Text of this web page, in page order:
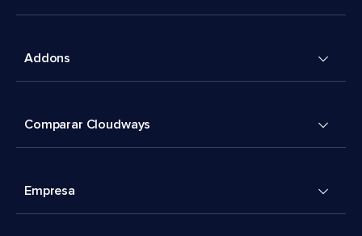
Addons
Comparar Cloudways
Empresa